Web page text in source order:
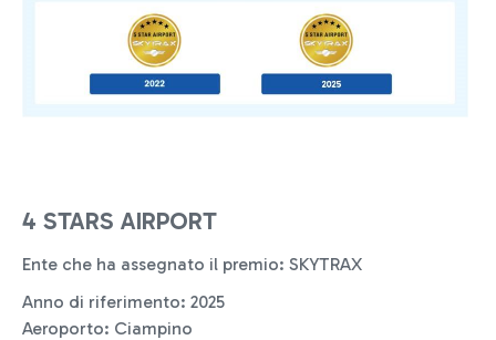
4 STARS AIRPORT
Ente che ha assegnato il premio: SKYTRAX
Anno di riferimento: 2025
Aeroporto: Ciampino